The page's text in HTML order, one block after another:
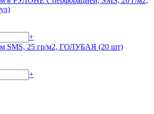
+
SMS, 25 гр/м2, ГОЛУБАЯ (20 шт)
+